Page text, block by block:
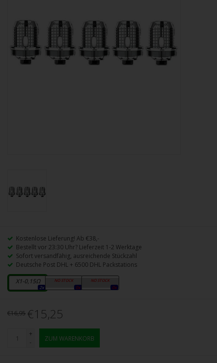
Kostenlose Lieferung! Ab €38,-
Bestellt vor 23:30 Uhr? Lieferzeit 1-2 Werktage
Sofort versandfähig, ausreichende Stückzahl
Deutsche Post DHL + 6500 DHL Packstations
X1-0,15Ω
2x
X2-0,2Ω
0x
X3-0,15Ω
0x
€16,95 €15,25
+
-
ZUM WARENKORB